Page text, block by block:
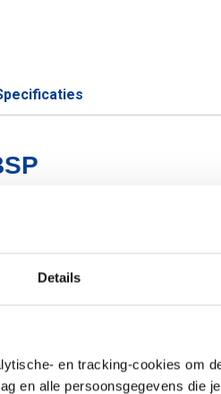
Details
en tracking-cookies om
en alle persoonsgegevens die